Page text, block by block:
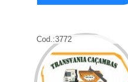
Cod.:3772